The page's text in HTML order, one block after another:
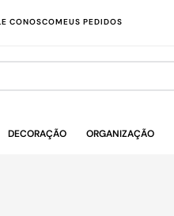
CONOSCOMEUS PEDIDOS
DECORAÇÃO ORGANIZAÇÃO